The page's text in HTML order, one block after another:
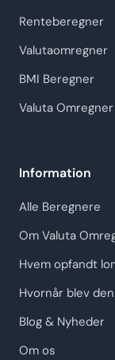
Renteberegner
Valutaomregner
BMI Beregner
Valuta Omregner
Information
Alle Beregnere
Om Valuta
Hvem opfandt
Hvornår blev
Blog & Nyheder
Om os